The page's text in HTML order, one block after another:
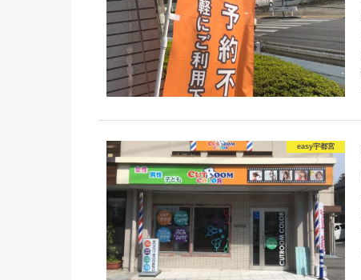
easy宇都宮